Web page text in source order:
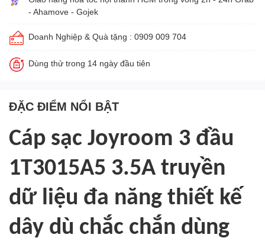
- Ahamove - Gojek
Doanh Nghiệp & Quà tặng : 0909 009 704
Dùng thử trong 14 ngày đầu tiên
ĐẶC ĐIỂM NỔI BẬT
Cáp sạc Joyroom 3 đầu
1T3015A5 3.5A truyền
dữ liệu đa năng thiết kế
dây dù chắc chắn dùng